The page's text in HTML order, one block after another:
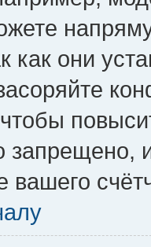
как они
запрещено,
вашего